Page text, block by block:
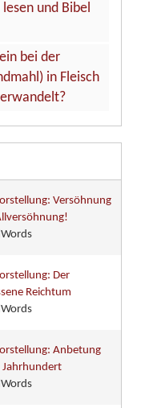
und Bibel
bei der
in Fleisch
Versöhnung
Der
Reichtum
Anbetung
Jahrhundert